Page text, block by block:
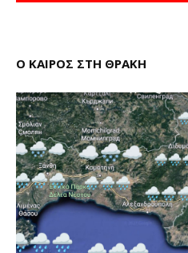
Ο ΚΑΙΡΟΣ ΣΤΗ ΘΡΑΚΗ